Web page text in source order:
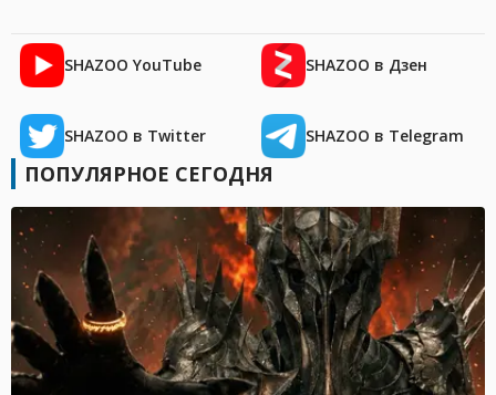
SHAZOO YouTube SHAZOO в Дзен
SHAZOO в Twitter SHAZOO в Telegram
ПОПУЛЯРНОЕ СЕГОДНЯ